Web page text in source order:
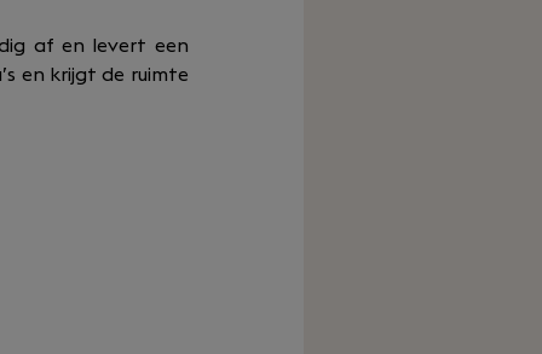
af en levert een
en krijgt de ruimte